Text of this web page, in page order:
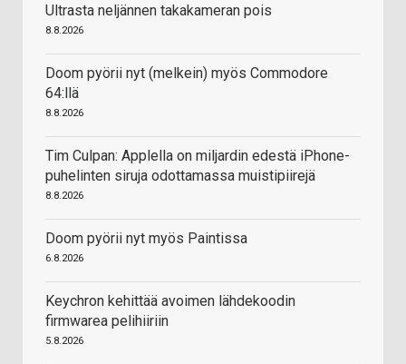
Ultrasta neljännen takakameran pois
8.8.2026
Doom pyörii nyt (melkein) myös Commodore
64:llä
8.8.2026
Tim Culpan: Applella on miljardin edestä iPhone-
puhelinten siruja odottamassa muistipiirejä
8.8.2026
Doom pyörii nyt myös Paintissa
6.8.2026
Keychron kehittää avoimen lähdekoodin
firmwarea pelihiiriin
5.8.2026